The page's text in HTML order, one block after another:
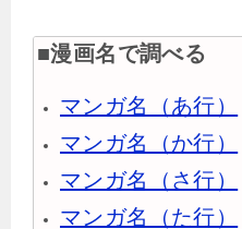
■漫画名で調べる
マンガ名（あ行）
マンガ名（か行）
マンガ名（さ行）
マンガ名（た行）